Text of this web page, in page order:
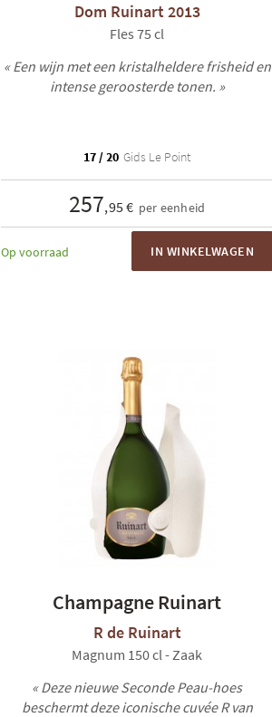
Dom Ruinart 2013
Fles 75 cl
« Een wijn met een kristalheldere frisheid en
intense geroosterde tonen. »
17 / 20 Gids Le Point
257,95 € per eenheid
Op voorraad IN WINKELWAGEN
Champagne Ruinart
R de Ruinart
Magnum 150 cl - Zaak
« Deze nieuwe Seconde Peau-hoes
beschermt deze iconische cuvée R van